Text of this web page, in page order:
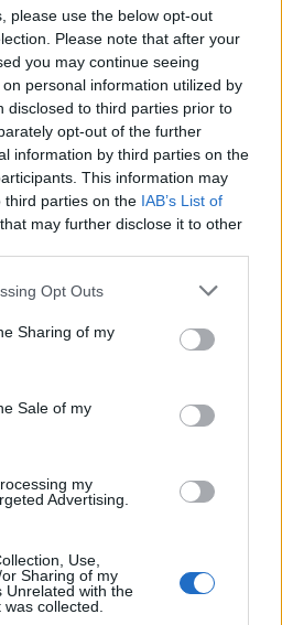
please use the below opt-out
Please note that after your
you may continue seeing
personal information utilized by
disclosed to third parties prior to
opt-out of the further
information by third parties on the
This information may
third parties on the IAB’s List of
that may further disclose it to other
app uses one or more Google
behaviour. You may click to
and its third-party tags to
purposes in below Google
Opt Outs
Sharing of my
Sale of my
my
Advertising.
Use,
Sharing of my
Unrelated with the
collected.
τις κατηγορίες
η απόφαση να διακόψει τη
Μπέιτςείχε ληφθεί ήδη
2025, πριν δηλαδή τούς
της.
δεν είναι
θρύλοι του στίβου
και ηΑλίσια Μοντάνιοείχαν
κολοσσών όπως η
Nike
εταιρείες αυτές μείωσαν
και 70% ή διέκοψαν τα
διάρκεια της